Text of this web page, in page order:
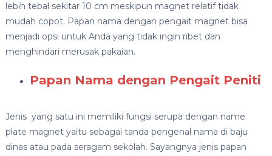
lebih tebal sekitar 10 cm meskipun magnet relatif tidak
mudah copot. Papan nama dengan pengait magnet bisa
menjadi opsi untuk Anda yang tidak ingin ribet dan
menghindari merusak pakaian.
Papan Nama dengan Pengait Peniti
Jenis yang satu ini memiliki fungsi serupa dengan name
plate magnet yaitu sebagai tanda pengenal nama di baju
dinas atau pada seragam sekolah. Sayangnya jenis papan